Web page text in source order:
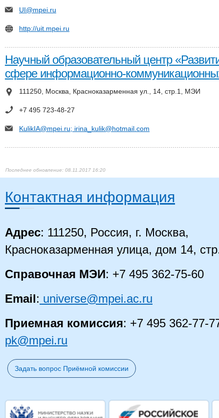
UI@mpei.ru
http://uit.mpei.ru
Научный образовательный центр
сфере информационно-
111250, Москва, Красноказарменная ул., 14, стр.1, МЭИ
+7 495 723-48-27
KulikIA@mpei.ru; irina_kulik@hotmail.com
08.11.2017 16:20
Контактная информация
Адрес: 111250, Россия, г. Москва,
Красноказарменная улица, дом 14,
Справочная МЭИ: +7 495 362-75-60
Email: universe@mpei.ac.ru
Приемная комиссия: +7 495 362-77-
pk@mpei.ru
Задать вопрос Приёмной комиссии